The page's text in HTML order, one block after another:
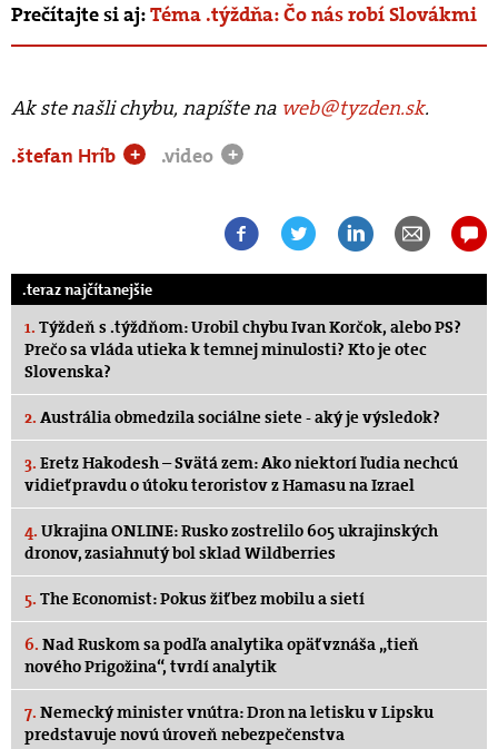
Prečítajte si aj:Téma .týždňa: Čo nás robí Slovákmi
Ak ste našli chybu, napíšte na web@tyzden.sk.
.štefan Hríb
+ .video +
.teraz najčítanejšie
1. Týždeň s .týždňom: Urobil chybu Ivan Korčok, alebo PS?
Prečo sa vláda utieka k temnej minulosti? Kto je otec
Slovenska?
2. Austrália obmedzila sociálne siete - aký je výsledok?
3. Eretz Hakodesh – Svätá zem: Ako niektorí ľudia nechcú
vidieť pravdu o útoku teroristov z Hamasu na Izrael
4. Ukrajina ONLINE: Rusko zostrelilo 605 ukrajinských
dronov, zasiahnutý bol sklad Wildberries
5. The Economist: Pokus žiť bez mobilu a sietí
6. Nad Ruskom sa podľa analytika opäť vznáša „tieň
nového Prigožina“, tvrdí analytik
7. Nemecký minister vnútra: Dron na letisku v Lipsku
predstavuje novú úroveň nebezpečenstva